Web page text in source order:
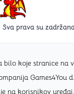
bilo koje stranice na
Games4You
na korisnikov
prava su
stranicu /